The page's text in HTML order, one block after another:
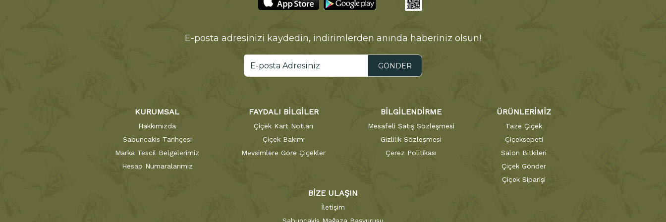
E-posta adresinizi kaydedin, indirimlerden anında haberiniz olsun!
GÖNDER
KURUMSAL
Hakkımızda
Sabuncakis Tarihçesi
Marka Tescil Belgelerimiz
Hesap Numaralarımız
FAYDALI BİLGİLER
Çiçek Kart Notları
Çiçek Bakımı
Mevsimlere Göre Çiçekler
BİLGİLENDİRME
Mesafeli Satış Sözleşmesi
Gizlilik Sözleşmesi
Çerez Politikası
ÜRÜNLERİMİZ
Taze Çiçek
Çiçeksepeti
Salon Bitkileri
Çiçek Gönder
Çiçek Siparişi
BİZE ULAŞIN
İletişim